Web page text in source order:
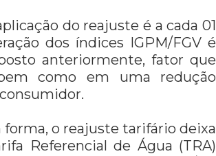
do reajuste é a cada 01
dos índices IGPM/FGV é
anteriormente, fator que
como em uma redução
o reajuste tarifário deixa
Referencial de Água (TRA)